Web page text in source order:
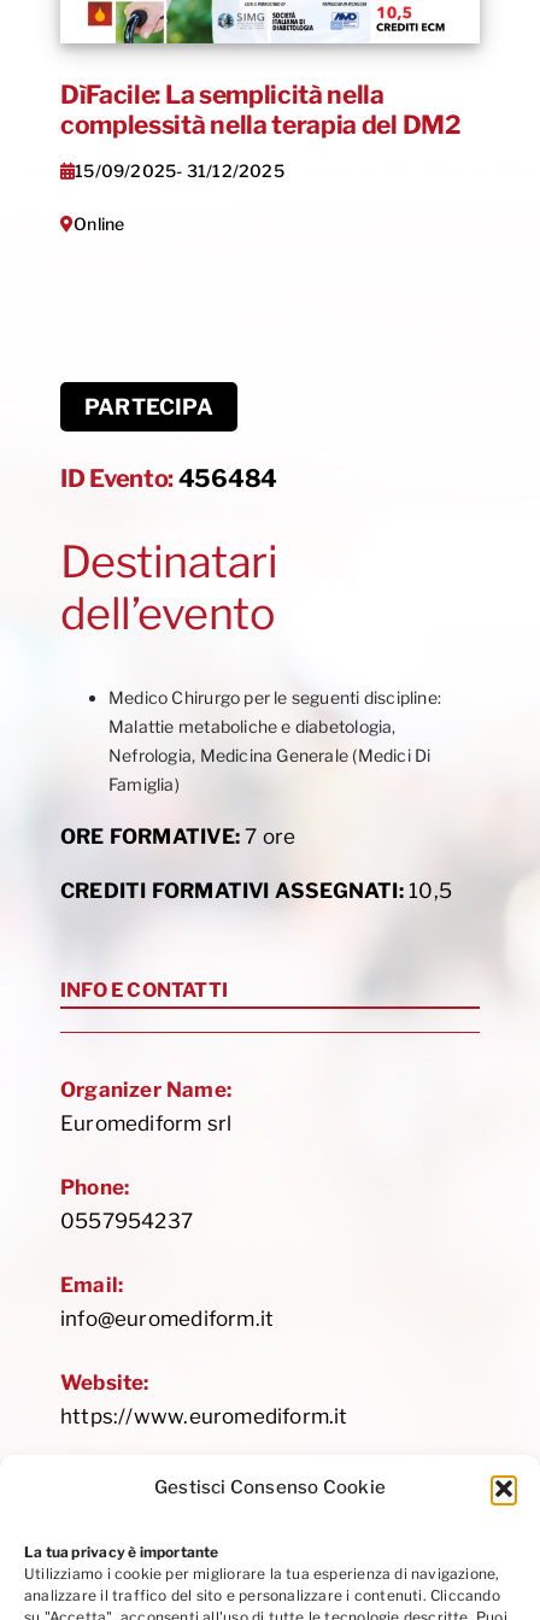
Gestisci Consenso Cookie
La tua privacy è importante
Utilizziamo i cookie per migliorare la tua esperienza di navigazione,
analizzare il traffico del sito e personalizzare i contenuti. Cliccando
DìFacile: La semplicità nella
complessità nella terapia del DM2
15/09/2025- 31/12/2025
Online
PARTECIPA
ID Evento:456484
Destinatari
dell’evento
Medico Chirurgo per le seguenti discipline:
Malattie metaboliche e diabetologia,
Nefrologia, Medicina Generale (Medici Di
Famiglia)
ORE FORMATIVE:7 ore
CREDITI FORMATIVI ASSEGNATI:10,5
INFO E CONTATTI
Organizer Name:
Euromediform srl
Phone:
0557954237
Email:
info@euromediform.it
Website:
https://www.euromediform.it
Privacy Policy|Cookie Policy|Codice Etico